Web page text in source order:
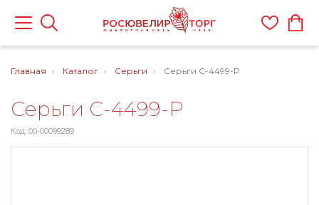
Главная Каталог Серьги Серьги С-4499-Р
Серьги С-4499-Р
Код: 00-00099289